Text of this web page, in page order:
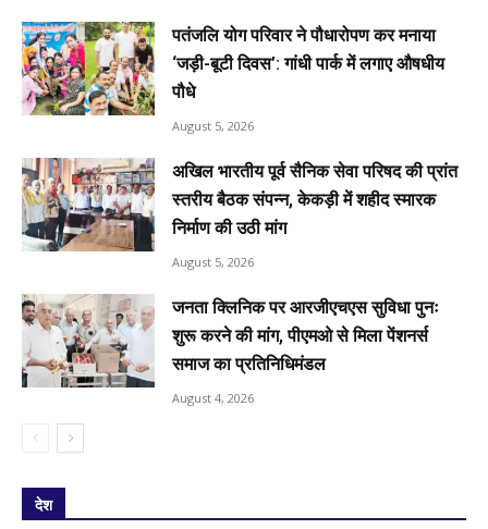
पतंजलि योग परिवार ने पौधारोपण कर मनाया
‘जड़ी-बूटी दिवस’: गांधी पार्क में लगाए औषधीय
पौधे
August 5, 2026
अखिल भारतीय पूर्व सैनिक सेवा परिषद की प्रांत
स्तरीय बैठक संपन्न, केकड़ी में शहीद स्मारक
निर्माण की उठी मांग
August 5, 2026
जनता क्लिनिक पर आरजीएचएस सुविधा पुनः
शुरू करने की मांग, पीएमओ से मिला पेंशनर्स
समाज का प्रतिनिधिमंडल
August 4, 2026
देश